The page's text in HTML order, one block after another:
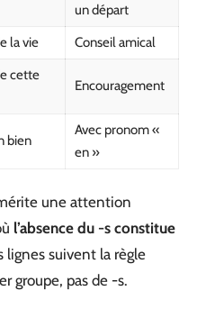
un départ
la vie
Conseil amical
cette
Encouragement
bien
Avec pronom «
en »
une attention
l’absence du -s constitue
lignes suivent la règle
groupe, pas de -s.